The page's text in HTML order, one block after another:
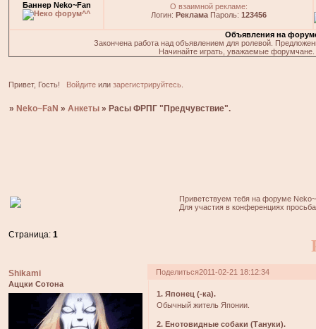
Баннер Neko~Fan
О взаимной рекламе:
Логин: РекламаПароль: 123456
Объявления на
Закончена работа над объявлением для ролевой.
Начинайте играть, уважаемые
Привет, Гость! Войдитеили зарегистрируйтесь.
» Neko~FaN »Анкеты » Расы ФРПГ "Предчувствие".
Приветствуем тебя на форуме
Для участия в конференциях
Страница:1
Поделиться2011-02-21 18:12:34
Shikami
Аццки Сотона
1. Японец (-ка).
Обычный житель Японии.
2. Енотовидные собаки (Тануки).